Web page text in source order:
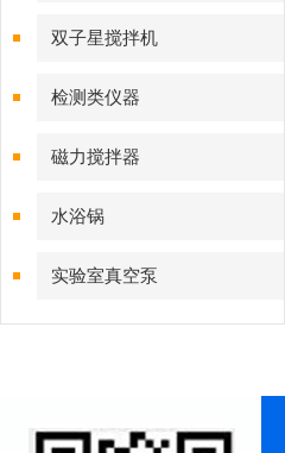
双子星搅拌机
检测类仪器
磁力搅拌器
水浴锅
实验室真空泵